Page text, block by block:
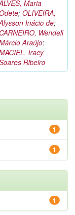
Maria
; OLIVEIRA,
Inácio de;
CARNEIRO, Wendell
Araújo;
Iracy
Ribeiro
1
1
1